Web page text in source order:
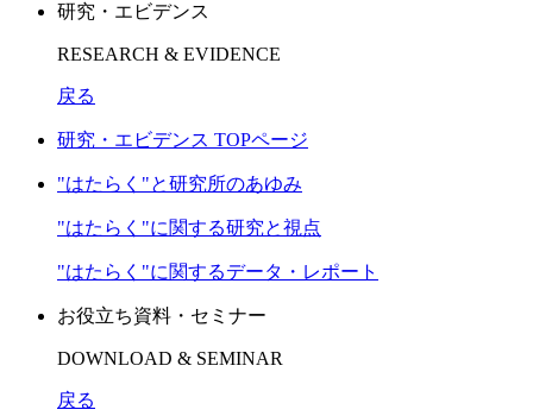
研究・エビデンス
RESEARCH & EVIDENCE
戻る
研究・エビデンス TOPページ
"はたらく"と研究所のあゆみ
"はたらく"に関する研究と視点
"はたらく"に関するデータ・レポート
お役立ち資料・セミナー
DOWNLOAD & SEMINAR
戻る